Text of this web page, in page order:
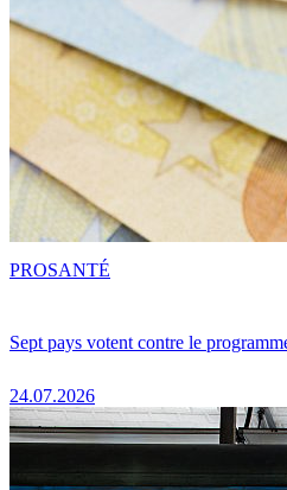
Sept pays votent contre le
24.07.2026
PROSANTÉ